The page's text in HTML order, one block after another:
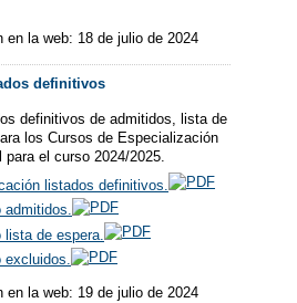
en la web: 18 de julio de 2024
definitivos
definitivos de admitidos, lista de
los Cursos de Especialización
para el curso 2024/2025.
listados definitivos.
admitidos.
de espera.
excluidos.
en la web: 19 de julio de 2024